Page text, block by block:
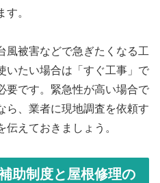
。
風被害などで急ぎたくなる工
いたい場合は「すぐ工事」で
要です。緊急性が高い場合で
ら、業者に現地調査を依頼す
えておきましょう。
助制度と屋根修理の